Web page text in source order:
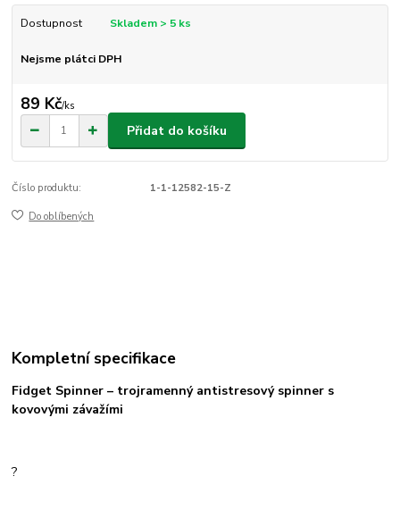
Dostupnost Skladem > 5 ks
Nejsme plátci DPH
89 Kč/ks
Přidat do košíku
Číslo produktu: 1-1-12582-15-Z
Do oblíbených
Kompletní specifikace
Fidget Spinner – trojramenný antistresový spinner s
kovovými závažími
?